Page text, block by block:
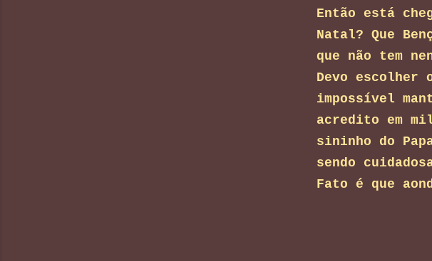
Então está
Natal? Que
que não tem
Devo escolher
impossível
acredito em
sininho do
sendo
Fato é que